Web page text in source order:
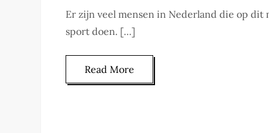
Er zijn veel mensen in Nederland die op dit
sport doen. […]
Read More